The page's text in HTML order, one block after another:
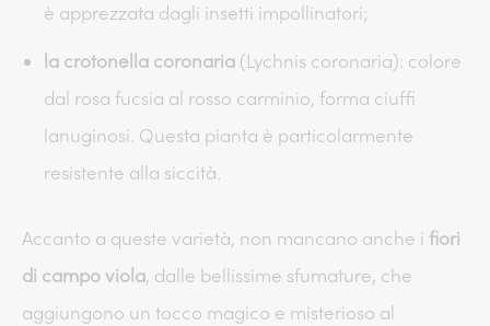
è apprezzata dagli insetti impollinatori;
la crotonella coronaria (Lychnis coronaria): colore
dal rosa fucsia al rosso carminio, forma ciuffi
lanuginosi. Questa pianta è particolarmente
resistente alla siccità.
Accanto a queste varietà, non mancano anche i fiori
di campo viola, dalle bellissime sfumature, che
aggiungono un tocco magico e misterioso al